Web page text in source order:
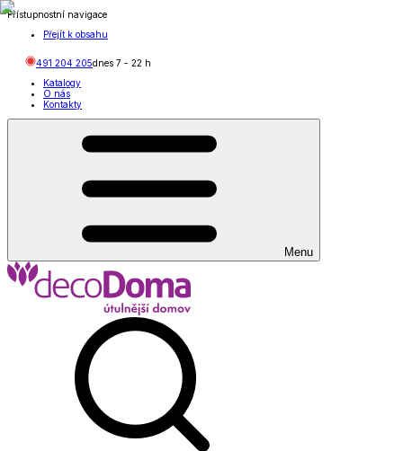
Přístupnostní navigace
Přejít k obsahu
491 204 205dnes 7 - 22 h
Katalogy
O nás
Kontakty
Menu